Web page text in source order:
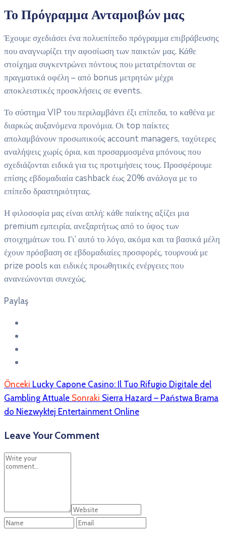
Το Πρόγραμμα Ανταμοιβών μας
Έχουμε σχεδιάσει ένα πολυεπίπεδο πρόγραμμα επιβράβευσης
που αναγνωρίζει την αφοσίωση των παικτών μας. Κάθε
στοίχημα συγκεντρώνει πόντους που μετατρέπονται σε
πραγματικά οφέλη – από bonus μετρητών μέχρι
αποκλειστικές προσκλήσεις σε events.
Το σύστημα VIP του περιλαμβάνει έξι επίπεδα, το καθένα με
διαρκώς αυξανόμενα προνόμια. Οι top παίκτες
απολαμβάνουν προσωπικούς account managers, ταχύτερες
αναλήψεις χωρίς όρια, και προσαρμοσμένα μπόνους που
σχεδιάζονται ειδικά για τις προτιμήσεις τους. Προσφέρουμε
επίσης εβδομαδιαία cashback έως 20% ανάλογα με το
επίπεδο δραστηριότητας.
Η φιλοσοφία μας είναι απλή: κάθε παίκτης αξίζει μια
premium εμπειρία, ανεξαρτήτως από το ύψος των
στοιχημάτων του. Γι’ αυτό το λόγο, ακόμα και τα βασικά μέλη
έχουν πρόσβαση σε εβδομαδιαίες προσφορές, τουρνουά με
prize pools και ειδικές προωθητικές ενέργειες που
ανανεώνονται συνεχώς.
Paylaş
Önceki Lucky Capone Casino: Il Tuo Rifugio Digitale del
Gambling Attuale Sonraki Sierra Hazard – Państwa Brama
do Niezwykłej Entertainment Online
Leave Your Comment